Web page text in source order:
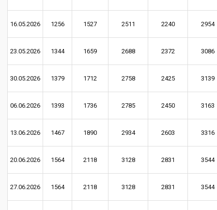
16.05.2026 1256 1527 2511 2240 2954
23.05.2026 1344 1659 2688 2372 3086
30.05.2026 1379 1712 2758 2425 3139
06.06.2026 1393 1736 2785 2450 3163
13.06.2026 1467 1890 2934 2603 3316
20.06.2026 1564 2118 3128 2831 3544
27.06.2026 1564 2118 3128 2831 3544